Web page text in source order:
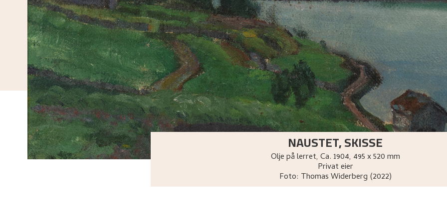
NAUSTET, SKISSE
Olje på lerret, Ca. 1904, 495 x 520 mm
Privat eier
Foto: Thomas Widerberg (2022)